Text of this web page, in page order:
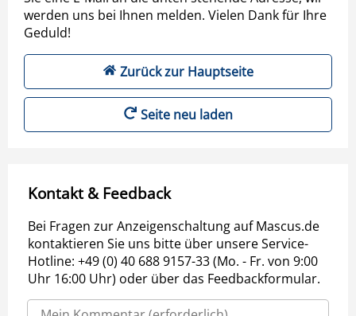
werden uns bei Ihnen melden. Vielen Dank für Ihre
Geduld!
Zurück zur Hauptseite
Seite neu laden
Kontakt & Feedback
Bei Fragen zur Anzeigenschaltung auf Mascus.de
kontaktieren Sie uns bitte über unsere Service-
Hotline: +49 (0) 40 688 9157-33 (Mo. - Fr. von 9:00
Uhr 16:00 Uhr) oder über das Feedbackformular.